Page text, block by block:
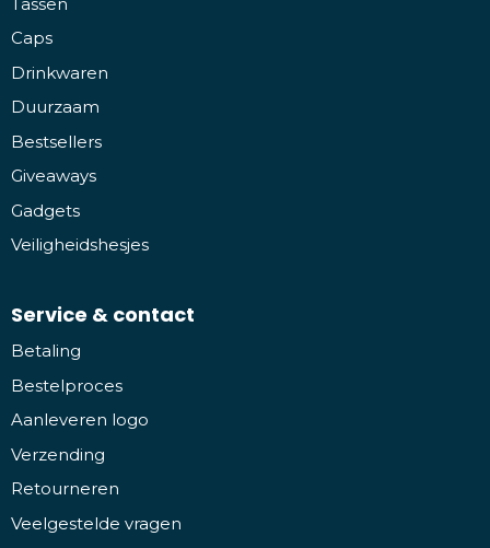
Caps
Drinkwaren
Duurzaam
Bestsellers
Giveaways
Gadgets
Veiligheidshesjes
Service & contact
Betaling
Bestelproces
Aanleveren logo
Verzending
Retourneren
Veelgestelde vragen